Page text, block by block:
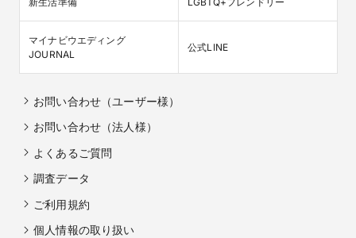
マイナビウエディング
JOURNAL
公式LINE
お問い合わせ（ユーザー様）
お問い合わせ（法人様）
よくあるご質問
調査データ
ご利用規約
個人情報の取り扱い